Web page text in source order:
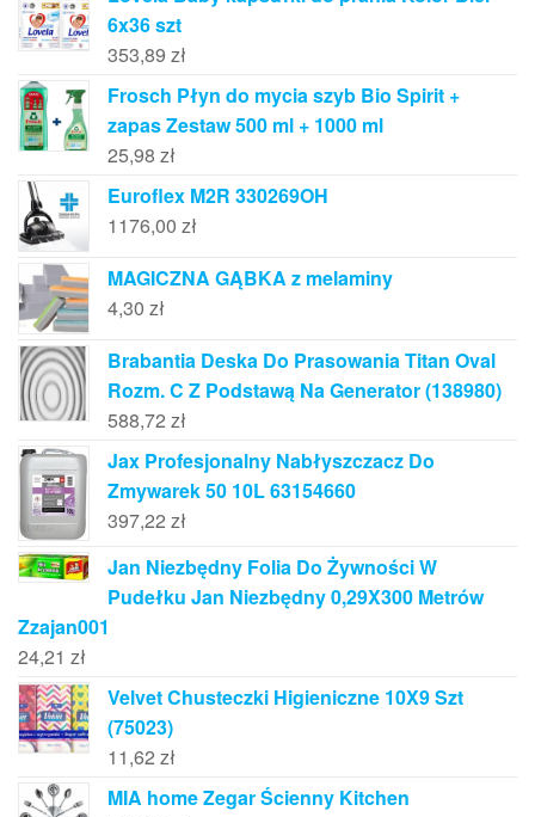
6x36 szt
353,89 zł
Frosch Płyn do mycia szyb Bio Spirit +
zapas Zestaw 500 ml + 1000 ml
25,98 zł
Euroflex M2R 330269OH
1176,00 zł
MAGICZNA GĄBKA z melaminy
4,30 zł
Brabantia Deska Do Prasowania Titan Oval
Rozm. C Z Podstawą Na Generator (138980)
588,72 zł
Jax Profesjonalny Nabłyszczacz Do
Zmywarek 50 10L 63154660
397,22 zł
Jan Niezbędny Folia Do Żywności W
Pudełku Jan Niezbędny 0,29X300 Metrów
Zzajan001
24,21 zł
Velvet Chusteczki Higieniczne 10X9 Szt
(75023)
11,62 zł
MIA home Zegar Ścienny Kitchen